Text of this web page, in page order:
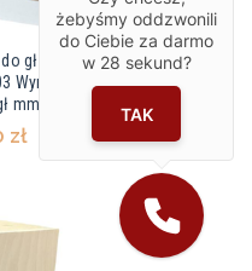
głośnika instalacyjnego -
Wymiar zewnętrzny 500 x
mm
zł
żebyśmy oddzwonili
do Ciebie za darmo
w 28 sekund?
TAK